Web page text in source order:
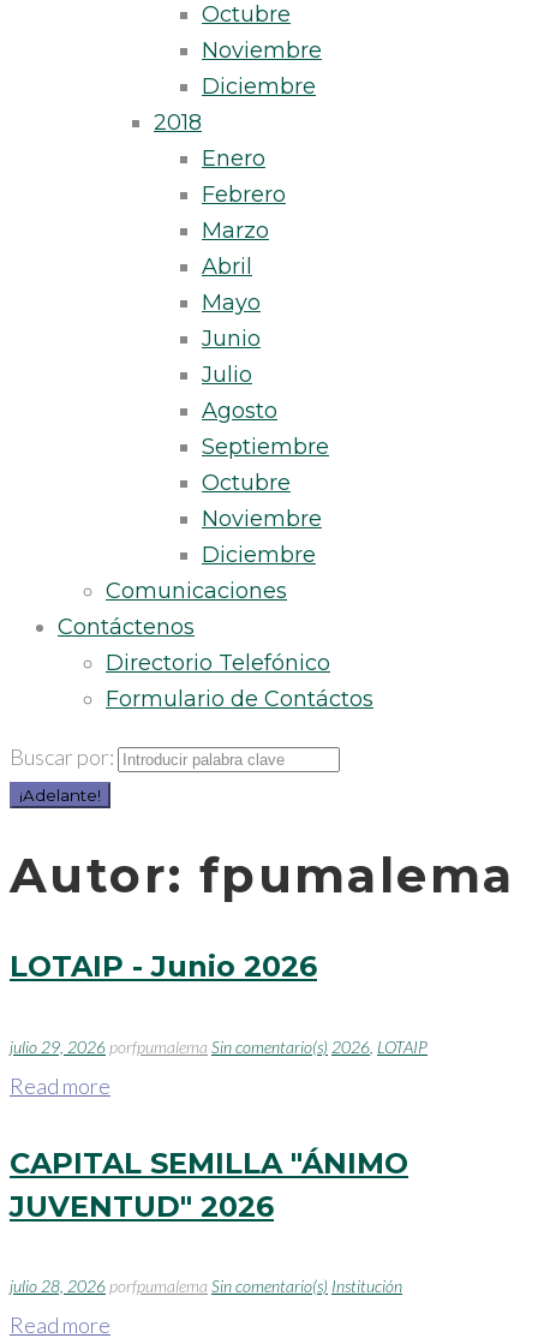
Octubre
Noviembre
Diciembre
2018
Enero
Febrero
Marzo
Abril
Mayo
Junio
Julio
Agosto
Septiembre
Octubre
Noviembre
Diciembre
Comunicaciones
Contáctenos
Directorio Telefónico
Formulario de Contáctos
Buscar por:
¡Adelante!
Autor: fpumalema
LOTAIP - Junio 2026
julio 29, 2026porfpumalema Sin comentario(s) 2026 LOTAIP
Read more
CAPITAL SEMILLA "ÁNIMO
JUVENTUD" 2026
julio 28, 2026porfpumalema Sin comentario(s) Institución
Read more